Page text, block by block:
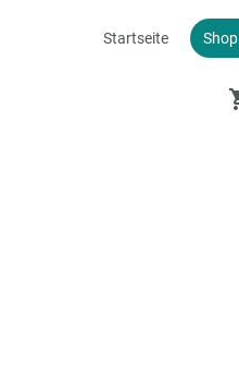
Startseite Shop